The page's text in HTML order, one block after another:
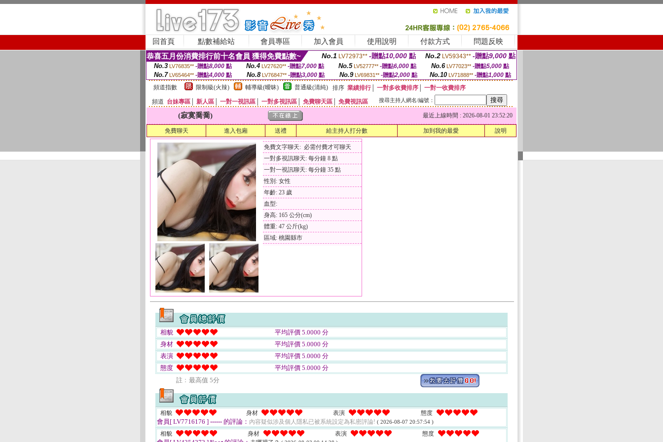
回首頁 點數補給站 會員專區 加入會員 使用說明 付款方式 問題反映
恭喜五月份消費排行前十名會員 獲得免費點數~ No.1 LV72973** -贈點10,000 點 No.2 LV59343** -贈點9,000 點
No.3 LV76835** -贈點8,000點 No.4 LV27620** -贈點7,000點 No.5 LV52777** -贈點6,000點 No.6 LV77023** -贈點5,000點
No.7 LV65464** -贈點4,000 點 No.8 LV76847** -贈點3,000 點 No.9 LV69831** -贈點2,000點 No.10 LV71888** -贈點1,000 點
頻道指數
限制級(火辣) 輔導級(曖昧) 普通級(清純) 排序 業績排行│ 一對多收費排序
一對一收費排序
頻道 台妹專區 新人區 一對一視訊區 一對多視訊區 免費聊天區 免費視訊區 搜尋主持人網名/編號：
(寂寞喬喬) 最近上線時間 : 2026-08-01 23:52:20
免費聊天 進入包廂 送禮 給主持人打分數 加到我的最愛 說明
免費文字聊天: 必需付費才可聊天
一對多視訊聊天: 每分鐘 8 點
一對一視訊聊天: 每分鐘 35 點
性別: 女性
年齡: 23 歲
血型:
身高: 165 公分(cm)
體重: 47 公斤(kg)
區域: 桃園縣市
相貌
平均評價 5.0000 分
身材
平均評價 5.0000 分
表演
平均評價 5.0000 分
態度
平均評價 5.0000 分
註﹕最高值 5分
相貌 身材 表演 態度
會員[ LV7716176 ] ------ 的評論： 內容疑似涉及個人隱私已被系統設定為私密評論! ( 2026-08-07 20:57:54 )
相貌 身材 表演 態度